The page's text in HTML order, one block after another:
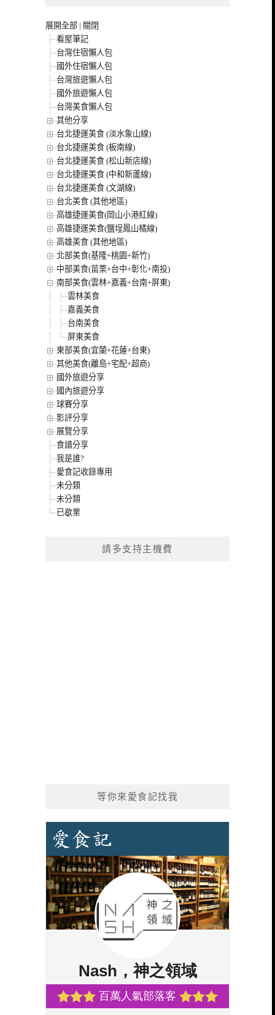
展開全部 | 關閉
看屋筆記
台灣住宿懶人包
國外住宿懶人包
台灣旅遊懶人包
國外旅遊懶人包
台灣美食懶人包
其他分享
台北捷運美食 (淡水象山線)
台北捷運美食 (板南線)
台北捷運美食 (松山新店線)
台北捷運美食 (中和新蘆線)
台北捷運美食 (文湖線)
台北美食 (其他地區)
高雄捷運美食(岡山小港紅線)
高雄捷運美食(鹽埕鳳山橘線)
高雄美食 (其他地區)
北部美食(基隆+桃園+新竹)
中部美食(苗栗+台中+彰化+南投)
南部美食(雲林+嘉義+台南+屏東)
雲林美食
嘉義美食
台南美食
屏東美食
東部美食(宜蘭+花蓮+台東)
其他美食(離島+宅配+超商)
國外旅遊分享
國內旅遊分享
球賽分享
影評分享
展覽分享
食譜分享
我是誰?
愛食記收錄專用
未分類
未分類
已歇業
請多支持主機費
等你來愛食記找我